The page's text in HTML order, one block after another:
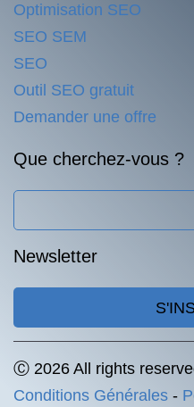
Optimisation SEO
SEO SEM
SEO
Outil SEO gratuit
Demander une offre
Que cherchez-vous ?
Newsletter
Ⓒ 2026 All rights
Conditions Générales -